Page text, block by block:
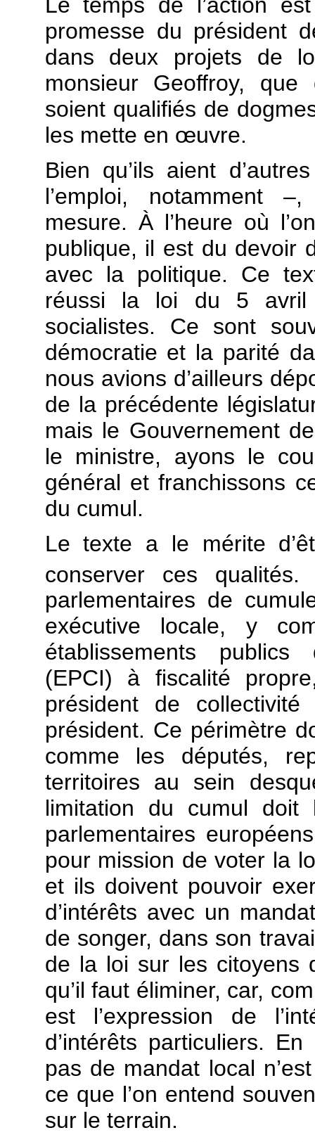
promesse du président
dans deux projets de
monsieur Geoffroy,
soient qualifiés de
les mette en œuvre.
Bien qu’ils aient
l’emploi, notamment
mesure. À l’heure où
publique, il est du devoir
avec la politique. Ce
réussi la loi du 5 avril
socialistes. Ce sont
démocratie et la parité
nous avions d’ailleurs
de la précédente
mais le Gouvernement
le ministre, ayons le
général et franchissons
du cumul.
Le texte a le mérite
conserver ces qualités.
parlementaires de
exécutive locale, y
établissements publics
(EPCI) à fiscalité
président de
président. Ce périmètre
comme les députés,
territoires au sein
limitation du cumul doit
parlementaires
pour mission de voter la
et ils doivent pouvoir
d’intérêts avec un
de songer, dans son
de la loi sur les citoyens
qu’il faut éliminer, car,
est l’expression de
d’intérêts particuliers.
pas de mandat local
ce que l’on entend
sur le terrain.